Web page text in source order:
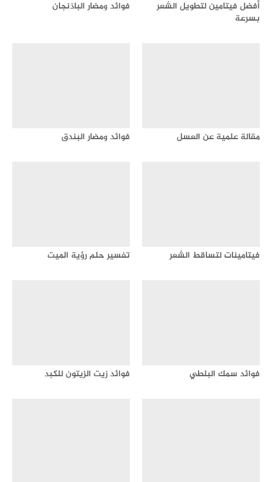
أفضل فيتامين لتطويل الشعر
بسرعة
فوائد ومضار الباذنجان
مقالة علمية عن العسل فوائد ومضار البندق
فيتامينات لتساقط الشعر تفسير حلم رؤية الميت
فوائد سمك البلطي فوائد زيت الزيتون للكبد